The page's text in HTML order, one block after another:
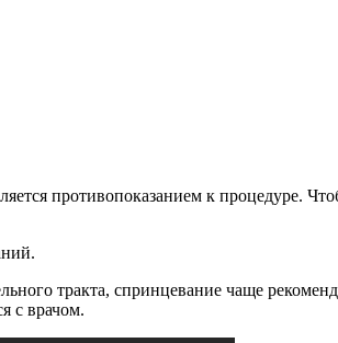
противопоказанием к процедуре.
тракта, спринцевание чаще
с врачом.